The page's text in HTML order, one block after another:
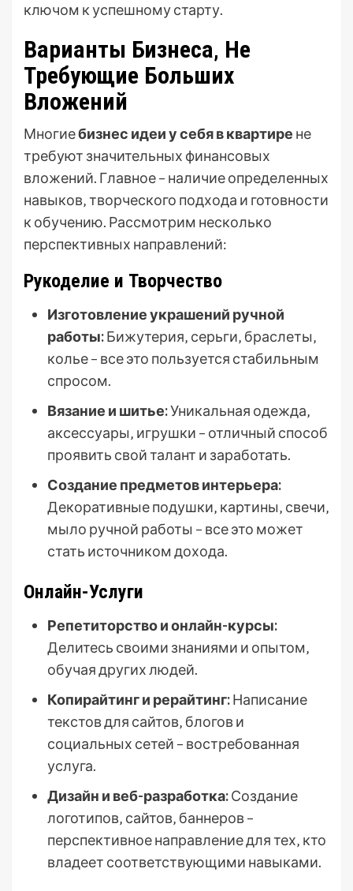
ключом к успешному старту.
Варианты Бизнеса‚ Не
Требующие Больших
Вложений
Многиебизнес идеи у себя в квартире не
требуют значительных финансовых
вложений. Главное – наличие определенных
навыков‚ творческого подхода и готовности
к обучению. Рассмотрим несколько
перспективных направлений:
Рукоделие и Творчество
Изготовление украшений ручной
работы:Бижутерия‚ серьги‚ браслеты‚
колье – все это пользуется стабильным
спросом.
Вязание и шитье:Уникальная одежда‚
аксессуары‚ игрушки – отличный способ
проявить свой талант и заработать.
Создание предметов интерьера:
Декоративные подушки‚ картины‚ свечи‚
мыло ручной работы – все это может
стать источником дохода.
Онлайн-Услуги
Репетиторство и онлайн-курсы:
Делитесь своими знаниями и опытом‚
обучая других людей.
Копирайтинг и рерайтинг:Написание
текстов для сайтов‚ блогов и
социальных сетей – востребованная
услуга.
Дизайн и веб-разработка:Создание
логотипов‚ сайтов‚ баннеров –
перспективное направление для тех‚ кто
владеет соответствующими навыками.